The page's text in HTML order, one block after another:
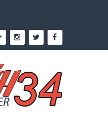
Kadar İnsan Öldü?